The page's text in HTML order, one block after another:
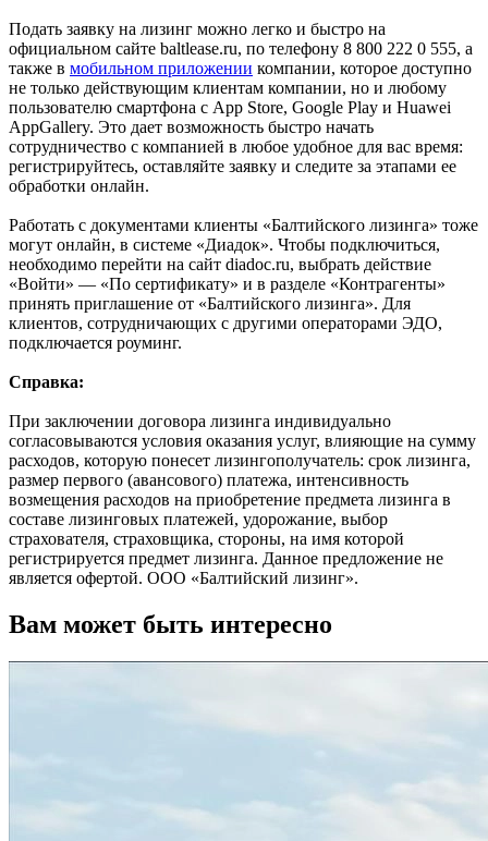
Подать заявку на лизинг можно легко и быстро на
официальном сайте baltlease.ru, по телефону 8 800 222 0 555, а
также в мобильном приложении компании, которое доступно
не только действующим клиентам компании, но и любому
пользователю смартфона с App Store, Google Play и Huawei
AppGallery. Это дает возможность быстро начать
сотрудничество с компанией в любое удобное для вас время:
регистрируйтесь, оставляйте заявку и следите за этапами ее
обработки онлайн.
Работать с документами клиенты «Балтийского лизинга» тоже
могут онлайн, в системе «Диадок». Чтобы подключиться,
необходимо перейти на сайт diadoc.ru, выбрать действие
«Войти» — «По сертификату» и в разделе «Контрагенты»
принять приглашение от «Балтийского лизинга». Для
клиентов, сотрудничающих с другими операторами ЭДО,
подключается роуминг.
Справка:
При заключении договора лизинга индивидуально
согласовываются условия оказания услуг, влияющие на сумму
расходов, которую понесет лизингополучатель: срок лизинга,
размер первого (авансового) платежа, интенсивность
возмещения расходов на приобретение предмета лизинга в
составе лизинговых платежей, удорожание, выбор
страхователя, страховщика, стороны, на имя которой
регистрируется предмет лизинга. Данное предложение не
является офертой. ООО «Балтийский лизинг».
Вам может быть интересно